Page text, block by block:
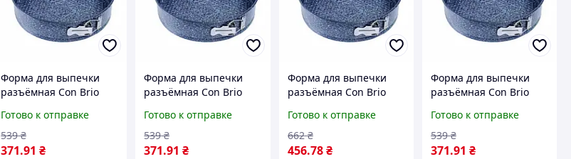
Форма для выпечки
разъёмная Con Brio
круглая для запекания
с антипригарным
покрытием серая
Готово к отправке
371.91 ₴
539 ₴
Форма для выпечки
разъёмная Con Brio
круглая для запекания
с антипригарным
покрытием серая
Готово к отправке
371.91 ₴
539 ₴
Форма для выпечки
разъёмная Con Brio
круглая для запекания
с антипригарным
покрытием серая
Готово к отправке
456.78 ₴
662 ₴
Форма для выпечки
разъёмная Con Brio
круглая для запекания
с антипригарным
покрытием с PER
Готово к отправке
371.91 ₴
539 ₴